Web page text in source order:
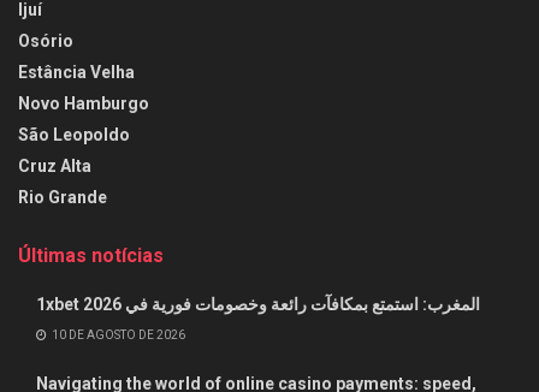
Ijuí
Osório
Estância Velha
Novo Hamburgo
São Leopoldo
Cruz Alta
Rio Grande
Últimas notícias
1xbet المغرب: استمتع بمكافآت رائعة وخصومات فورية في 2026
10 DE AGOSTO DE 2026
Navigating the world of online casino payments: speed,